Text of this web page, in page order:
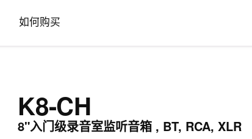
如何购买
K8-CH
8"入门级录音室监听音箱 , BT, RCA, XLR